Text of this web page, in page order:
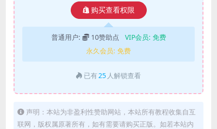
购买查看权限
普通用户: 10赞助点 VIP会员: 免费
永久会员: 免费
已有25 人解锁查看
声明：本站为非盈利性赞助网站，本站所有教程收集自互
联网，版权属原著所有，如有需要请购买正版。如若本站内